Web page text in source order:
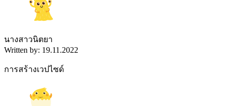
นางสาวนิตยา
Written by: 19.11.2022
การสร้างเวปไซด์